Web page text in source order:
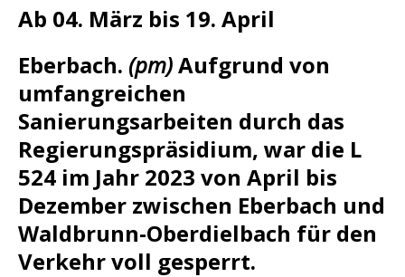
Ab 04. März bis 19. April
Eberbach. (pm)Aufgrund von
umfangreichen
Sanierungsarbeiten durch das
Regierungspräsidium, war die L
524 im Jahr 2023 von April bis
Dezember zwischen Eberbach und
Waldbrunn-Oberdielbach für den
Verkehr voll gesperrt.